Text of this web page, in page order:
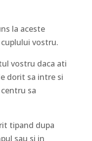
la aceste
vostru.
vostru daca ati
dorit sa intre si
sa
tipand dupa
sau si in